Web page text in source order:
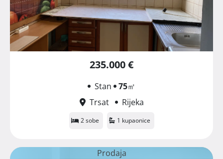
235.000 €
Stan 75㎡
Trsat
Rijeka
2 sobe 1 kupaonice
Prodaja